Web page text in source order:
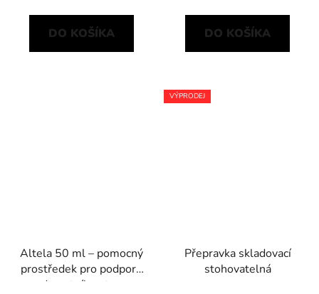
DO KOŠÍKA DO KOŠÍKA
Altela 50 ml – pomocný
prostředek pro podporu
zdravotního stavu
VÝPRODEJ
Přepravka skladovací
stohovatelná